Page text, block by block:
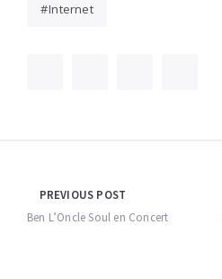
Internet
Navigation
de
PREVIOUS POST
Ben L’Oncle Soul en Concert